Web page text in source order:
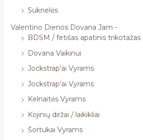
Suknelės
Valentino Dienos Dovana Jam -
BDSM / fetišas apatinis trikotažas
Dovana Vaikinui
Jockstrap'ai Vyrams
Jockstrap'ai Vyrams
Kelnaitės Vyrams
Kojinių diržai / laikikliai
Šortukai Vyrams